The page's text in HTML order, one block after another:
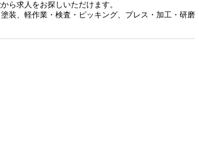
ら求人をお探しいただけます。
装、軽作業・検査・ピッキング、プレス・加工・研磨